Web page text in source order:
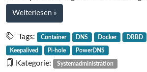
und
DRBD,
Teil
2
Weiterlesen bei
Dockerized
Pi-
Hole
hochverfügbar
»
Tags: Container DNS Docker DRBD
Keepalived Pi-hole PowerDNS
Kategorie: Systemadministration